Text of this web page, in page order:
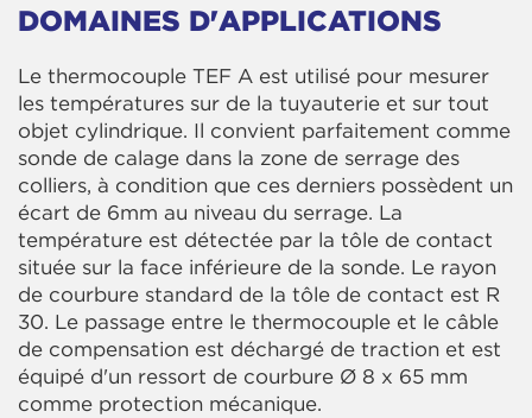
DOMAINES D'APPLICATIONS
Le thermocouple TEF A est utilisé pour mesurer
les températures sur de la tuyauterie et sur tout
objet cylindrique. Il convient parfaitement comme
sonde de calage dans la zone de serrage des
colliers, à condition que ces derniers possèdent un
écart de 6mm au niveau du serrage. La
température est détectée par la tôle de contact
située sur la face inférieure de la sonde. Le rayon
de courbure standard de la tôle de contact est R
30. Le passage entre le thermocouple et le câble
de compensation est déchargé de traction et est
équipé d'un ressort de courbure Ø 8 x 65 mm
comme protection mécanique.